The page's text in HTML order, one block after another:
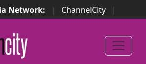
Network: | ChannelCity
|
SecurityOpenLab | Italian Channel
Project Awards
Italian Security
Awards